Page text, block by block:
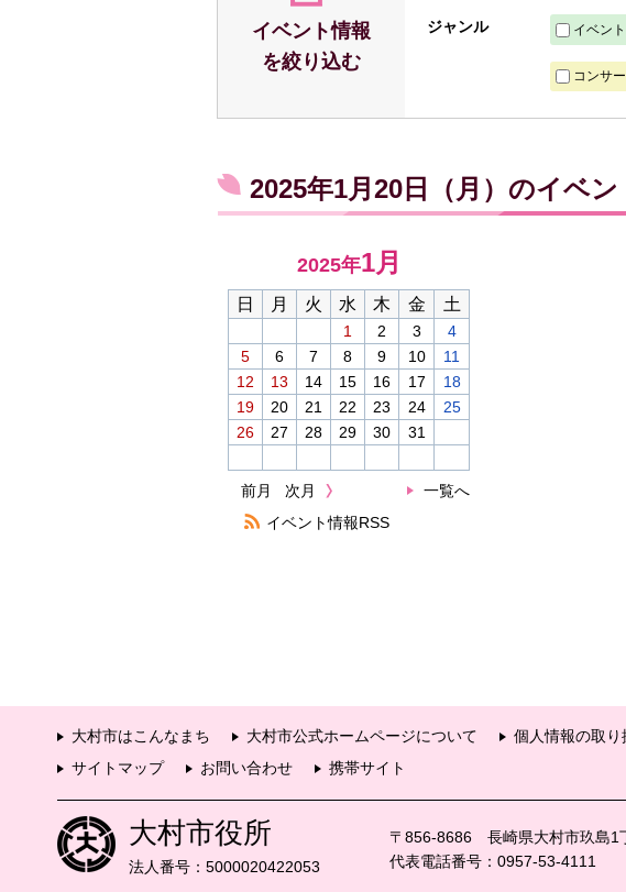
イベント情報
を絞り込む
ジャンル イベント
コンサ
2025年1月20日（月）のイベン
2025年1月
日 月 火 水 木 金 土
1 2 3
4
5
6 7 8 9 10
11
12
13 14 15 16 17
18
19
20 21 22 23 24
25
26
27 28 29 30 31
前月 一覧へ
次月
イベント情報RSS
大村市はこんなまち 大村市公式ホームページについて 個人情報の取り
サイトマップ
お問い合わせ 携帯サイト
大村市役所
法人番号：5000020422053
〒856-8686 長崎県大村市玖島1
代表電話番号：0957-53-4111